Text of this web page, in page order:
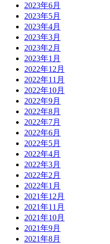
2023年6月
2023年5月
2023年4月
2023年3月
2023年2月
2023年1月
2022年12月
2022年11月
2022年10月
2022年9月
2022年8月
2022年7月
2022年6月
2022年5月
2022年4月
2022年3月
2022年2月
2022年1月
2021年12月
2021年11月
2021年10月
2021年9月
2021年8月